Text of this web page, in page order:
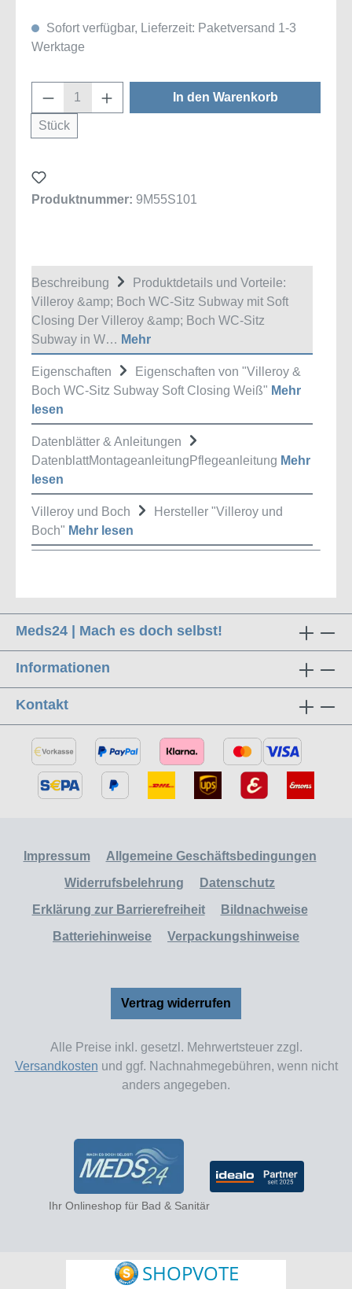
Sofort verfügbar, Lieferzeit: Paketversand 1-3
Werktage
Produkt Anzahl: Gib den gewünschten
Stück
In den Warenkorb
Produktnummer: 9M55S101
Beschreibung
Produktdetails und Vorteile:
Villeroy &amp; Boch WC-Sitz Subway mit Soft
Closing Der Villeroy &amp; Boch WC-Sitz
Subway in W… Mehr
Eigenschaften
Eigenschaften von "Villeroy &
Boch WC-Sitz Subway Soft Closing Weiß" Mehr
lesen
Datenblätter & Anleitungen
DatenblattMontageanleitungPflegeanleitung Mehr
lesen
Villeroy und Boch
Hersteller "Villeroy und
Boch" Mehr lesen
Meds24 | Mach es doch selbst!
Informationen
Kontakt
Impressum
Allgemeine Geschäftsbedingungen
Widerrufsbelehrung
Datenschutz
Erklärung zur Barrierefreiheit
Bildnachweise
Batteriehinweise
Verpackungshinweise
Vertrag widerrufen
Alle Preise inkl. gesetzl. Mehrwertsteuer zzgl.
Versandkosten und ggf. Nachnahmegebühren, wenn nicht
anders angegeben.
Ihr Onlineshop für Bad & Sanitär